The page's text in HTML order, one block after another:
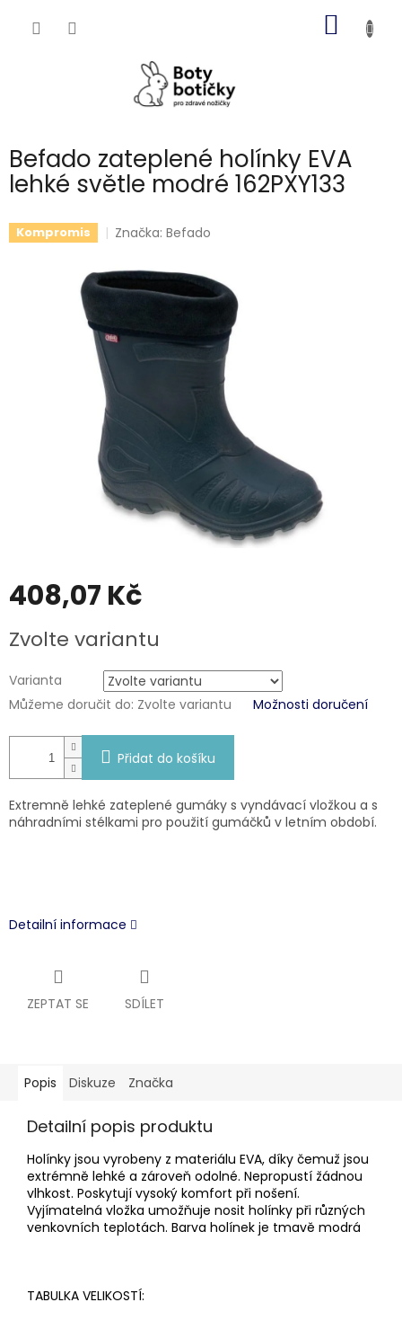
KOŠÍK
Befado zateplené holínky EVA
lehké světle modré 162PXY133
Kompromis Značka:Befado
408,07 Kč
cena:
Zvolte variantu
Varianta
Můžeme doručit do: Zvolte variantu Možnosti doručení
Přidat do košíku
Extremně lehké zateplené gumáky s vyndávací vložkou a s
náhradními stélkami pro použití gumáčků v letním období.
Detailní informace
ZEPTAT SE SDÍLET
Popis Diskuze Značka
Detailní popis produktu
Holínky jsou vyrobeny z materiálu EVA, díky čemuž jsou
extrémně lehké a zároveň odolné. Nepropustí žádnou
vlhkost. Poskytují vysoký komfort při nošení.
Vyjímatelná vložka umožňuje nosit holínky při různých
venkovních teplotách. Barva holínek je tmavě modrá
TABULKA VELIKOSTÍ: